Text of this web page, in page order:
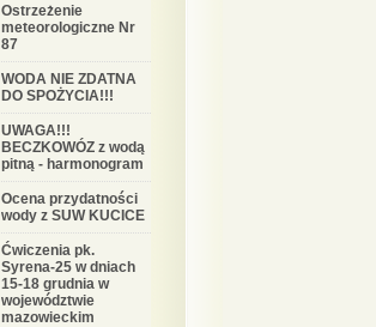
Ostrzeżenie
meteorologiczne Nr
87
WODA NIE ZDATNA
DO SPOŻYCIA!!!
UWAGA!!!
BECZKOWÓZ z wodą
pitną - harmonogram
Ocena przydatności
wody z SUW KUCICE
Ćwiczenia pk.
Syrena-25 w dniach
15-18 grudnia w
województwie
mazowieckim